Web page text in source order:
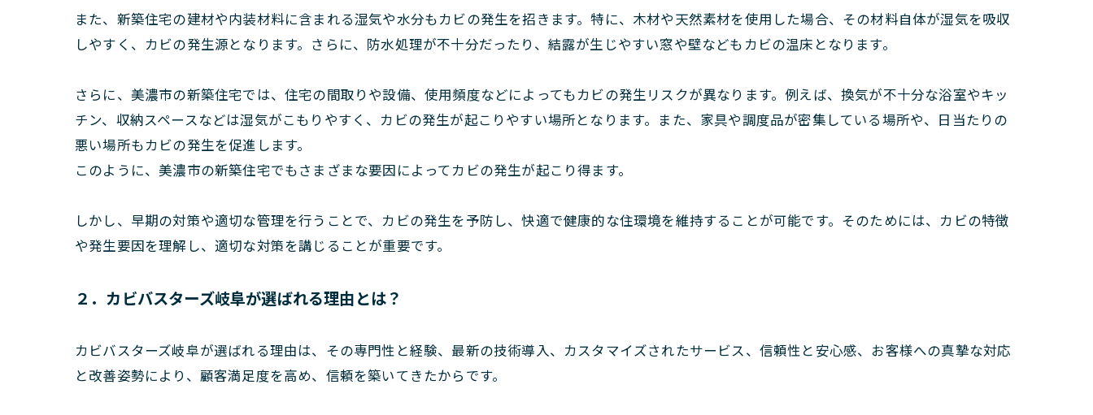
また、新築住宅の建材や内装材料に含まれる湿気や水分もカビの発生を招きます。特に、木材や天然素材を使用した場合、その材料自体が湿気を吸収
しやすく、カビの発生源となります。さらに、防水処理が不十分だったり、結露が生じやすい窓や壁などもカビの温床となります。
さらに、美濃市の新築住宅では、住宅の間取りや設備、使用頻度などによってもカビの発生リスクが異なります。例えば、換気が不十分な浴室やキッ
チン、収納スペースなどは湿気がこもりやすく、カビの発生が起こりやすい場所となります。また、家具や調度品が密集している場所や、日当たりの
悪い場所もカビの発生を促進します。
このように、美濃市の新築住宅でもさまざまな要因によってカビの発生が起こり得ます。
しかし、早期の対策や適切な管理を行うことで、カビの発生を予防し、快適で健康的な住環境を維持することが可能です。そのためには、カビの特徴
や発生要因を理解し、適切な対策を講じることが重要です。
２．カビバスターズ岐阜が選ばれる理由とは？
カビバスターズ岐阜が選ばれる理由は、その専門性と経験、最新の技術導入、カスタマイズされたサービス、信頼性と安心感、お客様への真摯な対応
と改善姿勢により、顧客満足度を高め、信頼を築いてきたからです。